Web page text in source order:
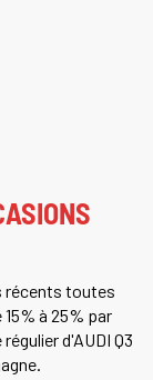
récents toutes
à 25% par
d'AUDI Q3